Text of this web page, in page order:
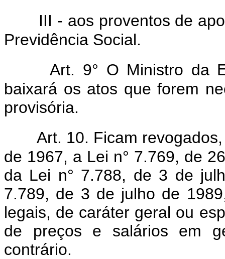
III - aos proventos de
Previdência Social.
Art. 9° O Ministro da
baixará os atos que forem
provisória.
Art. 10. Ficam
de 1967, a Lei n° 7.769, de
da Lei n° 7.788, de 3 de
7.789, de 3 de julho de
legais, de caráter geral ou
de preços e salários em
contrário.